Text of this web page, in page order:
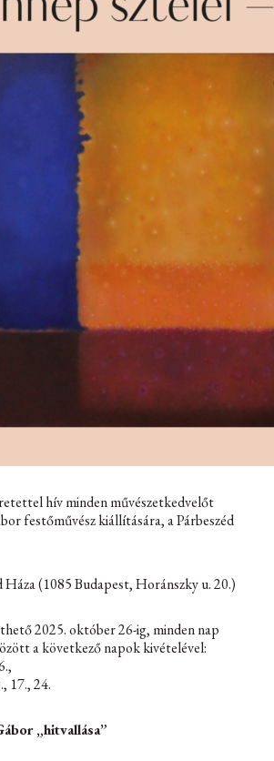
hív minden művészetkedvelőt
festőművész kiállítására, a Párbeszéd
Háza (1085 Budapest, Horánszky u. 20.)
2025. október 26-ig, minden nap
a következő napok kivételével:
17., 24.
„hitvallása”